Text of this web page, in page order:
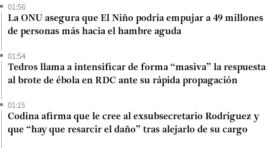
01:56
La ONU asegura que El Niño podría empujar a 49 millones
de personas más hacia el hambre aguda
01:54
Tedros llama a intensificar de forma “masiva” la respuesta
al brote de ébola en RDC ante su rápida propagación
01:15
Codina afirma que le cree al exsubsecretario Rodríguez y
que “hay que resarcir el daño” tras alejarlo de su cargo